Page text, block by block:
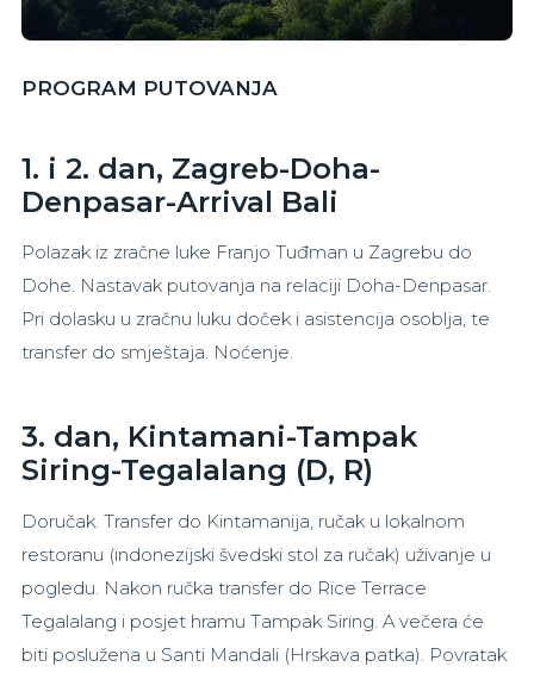
PROGRAM PUTOVANJA
1. i 2. dan, Zagreb-Doha-
Denpasar-Arrival Bali
Polazak iz zračne luke Franjo Tuđman u Zagrebu do
Dohe. Nastavak putovanja na relaciji Doha-Denpasar.
Pri dolasku u zračnu luku doček i asistencija osoblja, te
transfer do smještaja. Noćenje.
3. dan, Kintamani-Tampak
Siring-Tegalalang (D, R)
Doručak. Transfer do Kintamanija, ručak u lokalnom
restoranu (indonezijski švedski stol za ručak) uživanje u
pogledu. Nakon ručka transfer do Rice Terrace
Tegalalang i posjet hramu Tampak Siring. A večera će
biti poslužena u Santi Mandali (Hrskava patka). Povratak